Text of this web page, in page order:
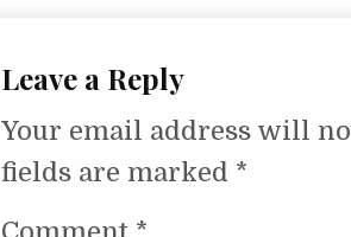
Leave a Reply
Your email address will
fields are marked *